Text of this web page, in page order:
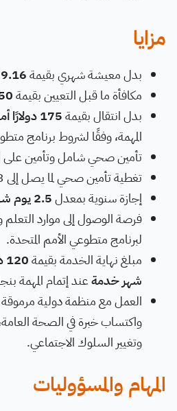
مزايا
بدل معيشة شهري بقيمة
مكافأة ما قبل التعيين بقيمة350
بدل انتقال بقيمة175 دولارًا أمريكيًا
المهمة، وفقًا لشروط برنامج
تأمين صحي شامل وتأمين على
تغطية تأمين صحي لما يصل إلى 3 معالين مؤهلين.
إجازة سنوية بمعدل2.5 يوم شهريًا
فرصة الوصول إلى موارد التعلم
لبرنامج متطوعي الأمم المتحدة.
مبلغ نهاية الخدمة بقيمة
شهر خدمةعند إتمام المهمة
العمل مع منظمة دولية
واكتساب خبرة في الصحة
وتغيير السلوك الاجتماعي.
المهام والمسؤوليات